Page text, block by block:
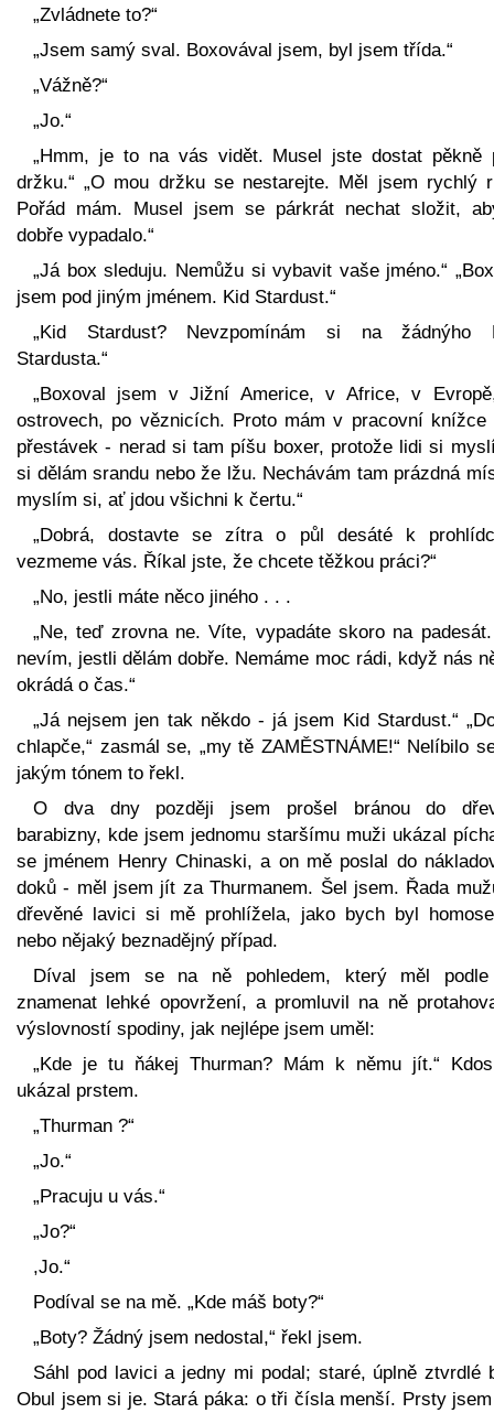
„Zvládnete to?“
„Jsem samý sval. Boxovával jsem, byl jsem třída.“
„Vážně?“
„Jo.“
„Hmm, je to na vás vidět. Musel jste dostat pěkně
držku.“ „O mou držku se nestarejte. Měl jsem rychlý
Pořád mám. Musel jsem se párkrát nechat složit,
dobře vypadalo.“
„Já box sleduju. Nemůžu si vybavit vaše jméno.“
jsem pod jiným jménem. Kid Stardust.“
„Kid Stardust? Nevzpomínám si na žádnýho
Stardusta.“
„Boxoval jsem v Jižní Americe, v Africe, v
ostrovech, po věznicích. Proto mám v pracovní knížce
přestávek - nerad si tam píšu boxer, protože lidi si
si dělám srandu nebo že lžu. Nechávám tam prázdná
myslím si, ať jdou všichni k čertu.“
„Dobrá, dostavte se zítra o půl desáté k
vezmeme vás. Říkal jste, že chcete těžkou práci?“
„No, jestli máte něco jiného . . .
„Ne, teď zrovna ne. Víte, vypadáte skoro na
nevím, jestli dělám dobře. Nemáme moc rádi, když nás
okrádá o čas.“
„Já nejsem jen tak někdo - já jsem Kid Stardust.“
chlapče,“ zasmál se, „my tě ZAMĚSTNÁME!“ Nelíbilo
jakým tónem to řekl.
O dva dny později jsem prošel bránou do
barabizny, kde jsem jednomu staršímu muži ukázal
se jménem Henry Chinaski, a on mě poslal do
doků - měl jsem jít za Thurmanem. Šel jsem. Řada
dřevěné lavici si mě prohlížela, jako bych byl
nebo nějaký beznadějný případ.
Díval jsem se na ně pohledem, který měl
znamenat lehké opovržení, a promluvil na ně
výslovností spodiny, jak nejlépe jsem uměl:
„Kde je tu ňákej Thurman? Mám k němu jít.“
ukázal prstem.
„Thurman ?“
„Jo.“
„Pracuju u vás.“
„Jo?“
,Jo.“
Podíval se na mě. „Kde máš boty?“
„Boty? Žádný jsem nedostal,“ řekl jsem.
Sáhl pod lavici a jedny mi podal; staré, úplně ztvrdlé
Obul jsem si je. Stará páka: o tři čísla menší. Prsty